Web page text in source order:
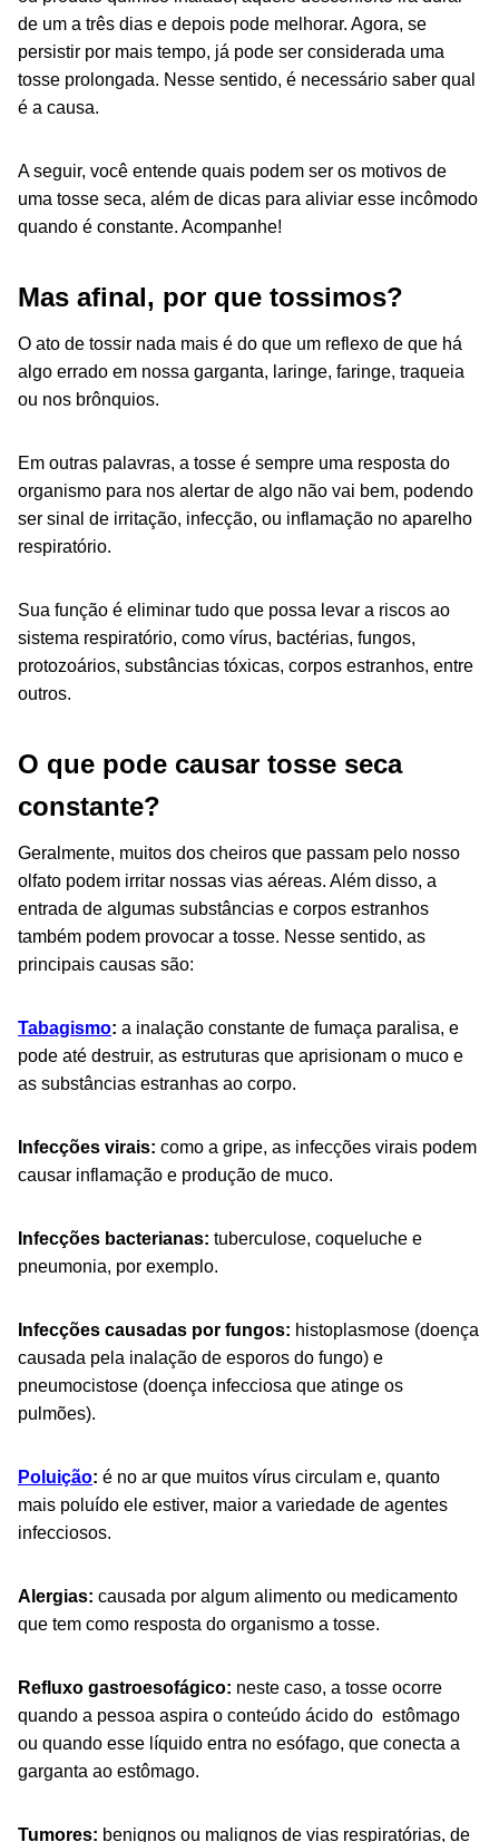
de um a três dias e depois pode melhorar. Agora, se
persistir por mais tempo, já pode ser considerada uma
tosse prolongada. Nesse sentido, é necessário saber qual
é a causa.
A seguir, você entende quais podem ser os motivos de
uma tosse seca, além de dicas para aliviar esse incômodo
quando é constante. Acompanhe!
Mas afinal, por que tossimos?
O ato de tossir nada mais é do que um reflexo de que há
algo errado em nossa garganta, laringe, faringe, traqueia
ou nos brônquios.
Em outras palavras, a tosse é sempre uma resposta do
organismo para nos alertar de algo não vai bem, podendo
ser sinal de irritação, infecção, ou inflamação no aparelho
respiratório.
Sua função é eliminar tudo que possa levar a riscos ao
sistema respiratório, como vírus, bactérias, fungos,
protozoários, substâncias tóxicas, corpos estranhos, entre
outros.
O que pode causar tosse seca
constante?
Geralmente, muitos dos cheiros que passam pelo nosso
olfato podem irritar nossas vias aéreas. Além disso, a
entrada de algumas substâncias e corpos estranhos
também podem provocar a tosse. Nesse sentido, as
principais causas são:
Tabagismo: a inalação constante de fumaça paralisa, e
pode até destruir, as estruturas que aprisionam o muco e
as substâncias estranhas ao corpo.
Infecções virais: como a gripe, as infecções virais podem
causar inflamação e produção de muco.
Infecções bacterianas: tuberculose, coqueluche e
pneumonia, por exemplo.
Infecções causadas por fungos: histoplasmose (doença
causada pela inalação de esporos do fungo) e
pneumocistose (doença infecciosa que atinge os
pulmões).
Poluição: é no ar que muitos vírus circulam e, quanto
mais poluído ele estiver, maior a variedade de agentes
infecciosos.
Alergias: causada por algum alimento ou medicamento
que tem como resposta do organismo a tosse.
Refluxo gastroesofágico: neste caso, a tosse ocorre
quando a pessoa aspira o conteúdo ácido do estômago
ou quando esse líquido entra no esófago, que conecta a
garganta ao estômago.
Tumores: benignos ou malignos de vias respiratórias, de